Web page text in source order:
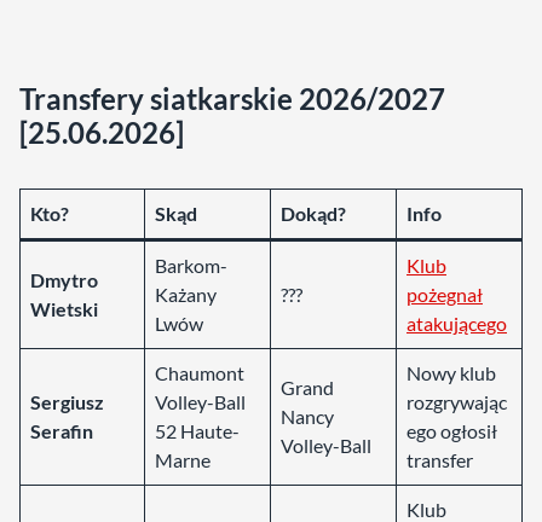
Transfery siatkarskie 2026/2027
[25.06.2026]
Kto? Skąd Dokąd? Info
Dmytro
Wietski
Barkom-
Każany
Lwów
???
Klub
pożegnał
atakującego
Sergiusz
Serafin
Chaumont
Volley-Ball
52 Haute-
Marne
Grand
Nancy
Volley-Ball
Nowy klub
rozgrywając
ego ogłosił
transfer
Klub